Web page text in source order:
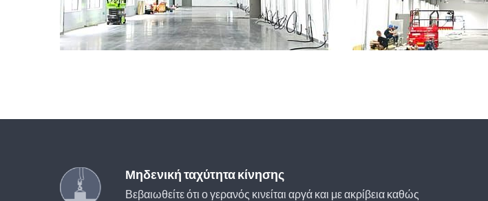
Μηδενική ταχύτητα κίνησης
Βεβαιωθείτε ότι ο γερανός κινείται αργά και με ακρίβεια καθώς